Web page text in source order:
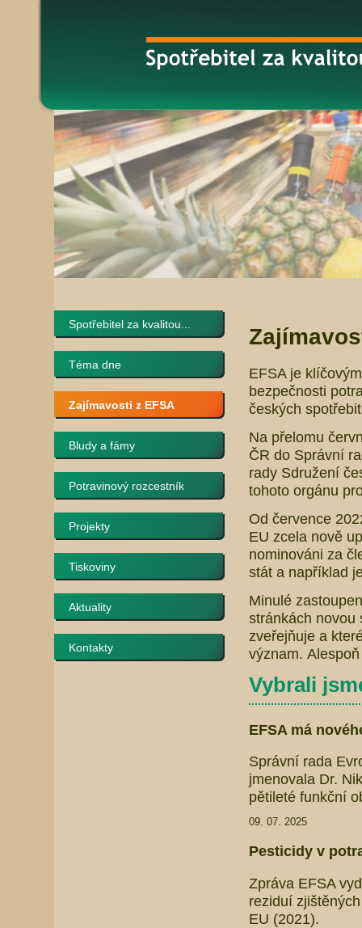
Spotřebitel za kvalitou...
Téma dne
Zajímavosti z EFSA
Bludy a fámy
Potravinový rozcestník
Projekty
Tiskoviny
Aktuality
Kontakty
EFSA je
bezpečnosti
českých
Na přelomu
ČR do Správní
rady Sdružení
tohoto orgánu
Od července
EU zcela nově
nominováni za
stát a například
Minulé
stránkách novou
zveřejňuje a
význam.
Vybrali
EFSA má
Správní rada
jmenovala Dr.
pětileté funkční
09. 07. 2025
Pesticidy v
Zpráva EFSA
reziduí
EU (2021).